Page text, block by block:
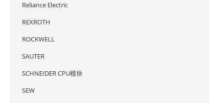
Reliance Electric
REXROTH
ROCKWELL
SAUTER
SCHNEIDER CPU模块
SEW